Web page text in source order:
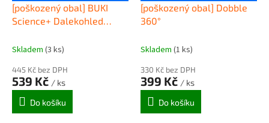
[poškozený obal] BUKI
Science+ Dalekohled
Skladem (3 ks)
445 Kč bez DPH
539 Kč / ks
Do košíku
[poškozený obal] Dobble
360°
Skladem (1 ks)
330 Kč bez DPH
399 Kč / ks
Do košíku